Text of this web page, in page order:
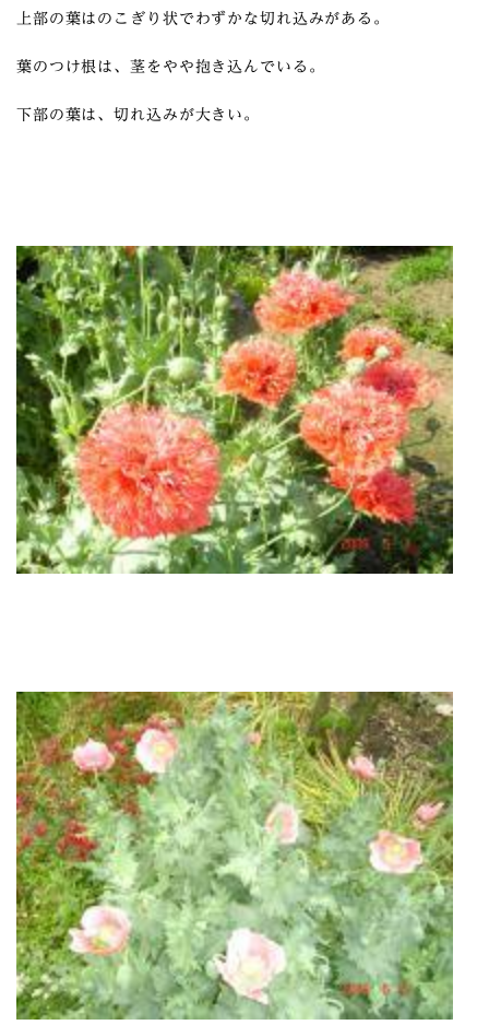
上部の葉はのこぎり状でわずかな切れ込みがある。
葉のつけ根は、茎をやや抱き込んでいる。
下部の葉は、切れ込みが大きい。